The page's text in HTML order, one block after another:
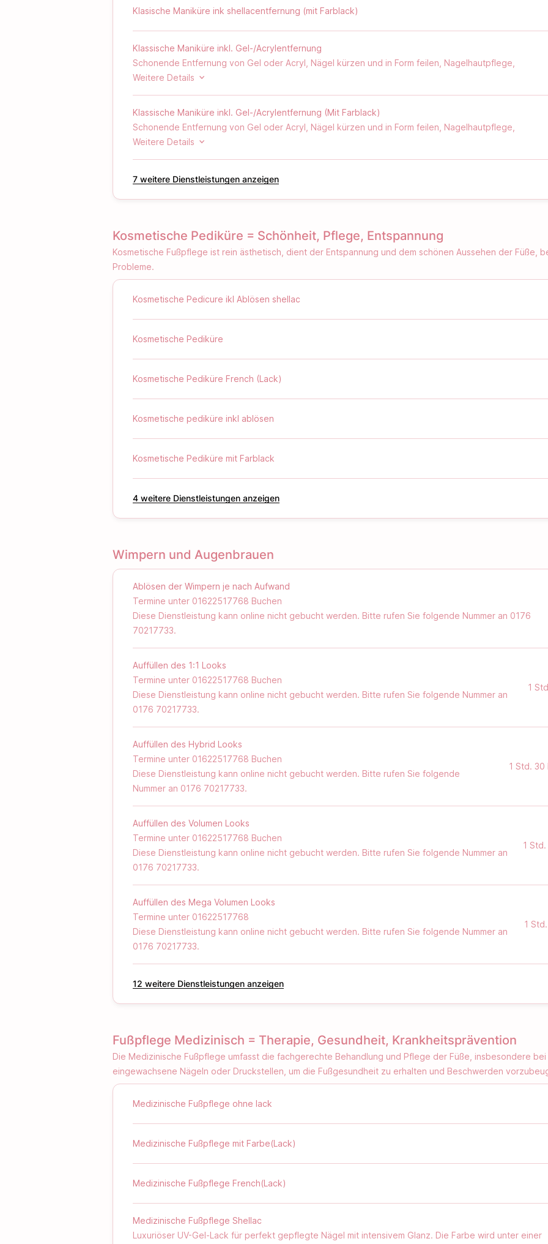
Seidig weiche, gepflegte Hände
Intensive Feuchtigkeitsversorgung
Sichtbar glattere und strahlendere Haut
Pure Entspannung während der Behandlung
Ideal besonders bei trockener Haut, kalten Temperaturen oder einfach als luxuriöses Verwöhnritual.
Klasische Maniküre ink shellacentfernung (mit Farblack)
Klassische Maniküre inkl. Gel-/Acrylentfernung
Schonende Entfernung von Gel oder Acryl, Nägel kürzen und in Form feilen, Nagelhautpflege,
Polieren sowie abschließende Pflege mit Nagelöl und Handcreme.
Bei Fremdmodellagen kann je nach Aufwand ein Aufpreis anfallen.
Weitere Details
Klassische Maniküre inkl. Gel-/Acrylentfernung (Mit Farblack)
Schonende Entfernung von Gel oder Acryl, Nägel kürzen und in Form feilen, Nagelhautpflege,
Polieren, Nagellack auftragen sowie abschließende Pflege mit Nagelöl und Handcreme.
Weitere Details
‪7‬ weitere Dienstleistungen anzeigen
Kosmetische Pediküre = Schönheit, Pflege, Entspannung
Kosmetische Fußpflege ist rein ästhetisch, dient der Entspannung und dem schönen Aussehen der Füße,
Probleme.
Kosmetische Pedicure ikl Ablösen shellac
Kosmetische Pediküre
Kosmetische Pediküre French (Lack)
Kosmetische pediküre inkl ablösen
Kosmetische Pediküre mit Farblack
‪4‬ weitere Dienstleistungen anzeigen
Wimpern und Augenbrauen
Ablösen der Wimpern je nach Aufwand
Termine unter 01622517768 Buchen
Diese Dienstleistung kann online nicht gebucht werden. Bitte rufen Sie folgende Nummer an ‪0176
70217733‬.
Auffüllen des 1:1 Looks
Termine unter 01622517768 Buchen
Diese Dienstleistung kann online nicht gebucht werden. Bitte rufen Sie folgende Nummer an
‪0176 70217733‬.
1
Auffüllen des Hybrid Looks
Termine unter 01622517768 Buchen
Diese Dienstleistung kann online nicht gebucht werden. Bitte rufen Sie folgende
Nummer an ‪0176 70217733‬.
1 Std. 30
Auffüllen des Volumen Looks
Termine unter 01622517768 Buchen
Diese Dienstleistung kann online nicht gebucht werden. Bitte rufen Sie folgende Nummer an
‪0176 70217733‬.
1
Auffüllen des Mega Volumen Looks
Termine unter 01622517768
Diese Dienstleistung kann online nicht gebucht werden. Bitte rufen Sie folgende Nummer an
‪0176 70217733‬.
1
‪12‬ weitere Dienstleistungen anzeigen
Fußpflege Medizinisch = Therapie, Gesundheit, Krankheitsprävention
Die Medizinische Fußpflege umfasst die fachgerechte Behandlung und Pflege der Füße, insbesondere bei
eingewachsene Nägeln oder Druckstellen, um die Fußgesundheit zu erhalten und Beschwerden
Medizinische Fußpflege ohne lack
Medizinische Fußpflege mit Farbe(Lack)
Medizinische Fußpflege French(Lack)
Medizinische Fußpflege Shellac
Luxuriöser UV-Gel-Lack für perfekt gepflegte Nägel mit intensivem Glanz. Die Farbe wird unter einer